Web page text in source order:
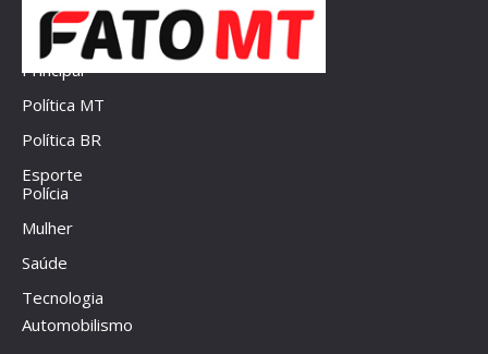
Principal
Política MT
Política BR
Esporte
Polícia
Mulher
Saúde
Tecnologia
Automobilismo